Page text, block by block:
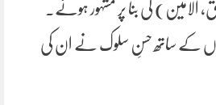
کی بنا پر مشہور ہوئے۔
کے ساتھ حسنِ سلوک نے ان کی